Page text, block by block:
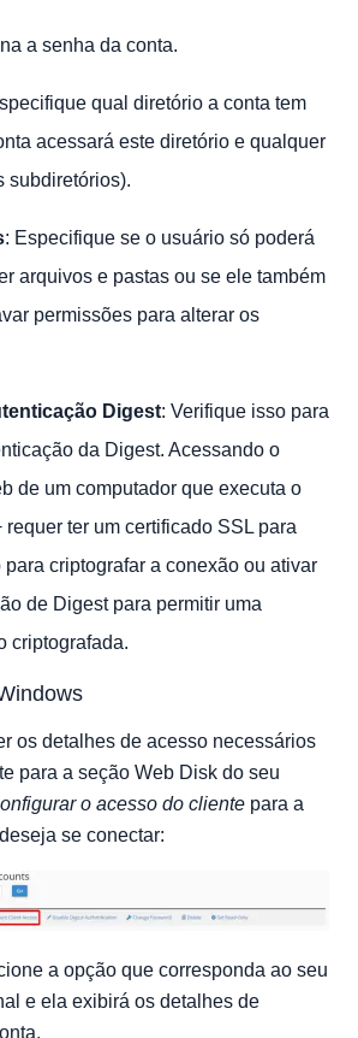
a senha da conta.
qual diretório a conta tem
acessará este diretório e qualquer
subdiretórios).
: Especifique se o usuário só poderá
arquivos e pastas ou se ele também
permissões para alterar os
Digest: Verifique isso para
da Digest. Acessando o
de um computador que executa o
requer ter um certificado SSL para
criptografar a conexão ou ativar
de Digest para permitir uma
criptografada.
os detalhes de acesso necessários
para a seção Web Disk do seu
o acesso do cliente para a
se conectar:
a opção que corresponda ao seu
e ela exibirá os detalhes de